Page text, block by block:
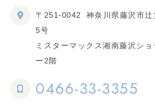
〒251-0042
神奈川県藤沢市
5号
ミスターマックス湘南藤沢ショ
ー2階
0466-33-3355